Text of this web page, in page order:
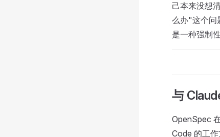
己本来没想
么办"这个问
是一种强制
与
OpenSpec
Code 的工作